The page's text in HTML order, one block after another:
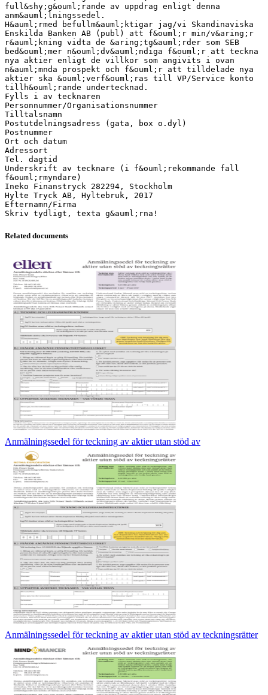
full&shy;g&ouml;rande av uppdrag enligt denna
anm&auml;lningssedel.
H&auml;rmed befullm&auml;ktigar jag/vi Skandinaviska
Enskilda Banken AB (publ) att f&ouml;r min/v&aring;r
r&auml;kning vidta de &aring;tg&auml;rder som SEB
bed&ouml;mer n&ouml;dv&auml;ndiga f&ouml;r att teckna
nya aktier enligt de villkor som angivits i ovan
n&auml;mnda prospekt och f&ouml;r att tilldelade nya
aktier ska &ouml;verf&ouml;ras till VP/Service konto
tillh&ouml;rande undertecknad.
Fylls i av tecknaren
Personnummer/Organisationsnummer
Tilltalsnamn
Postutdelningsadress (gata, box o.dyl)
Postnummer
Ort och datum
Adressort
Tel. dagtid
Underskrift av tecknare (i f&ouml;rekommande fall
f&ouml;rmyndare)
Ineko Finanstryck 282294, Stockholm
Hylte Tryck AB, Hyltebruk, 2017
Efternamn/Firma
Related documents
Anmälningssedel för teckning av aktier utan stöd av
Anmälningssedel för teckning av aktier utan stöd av teckningsrätter